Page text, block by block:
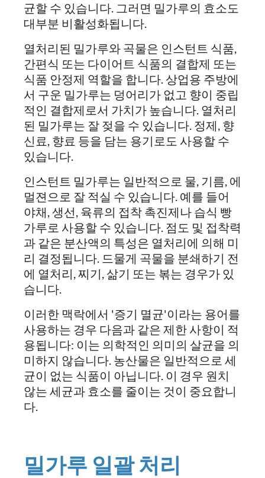
균할 수 있습니다. 그러면 밀가루의 효소도
대부분 비활성화됩니다.
열처리된 밀가루와 곡물은 인스턴트 식품,
간편식 또는 다이어트 식품의 결합제 또는
식품 안정제 역할을 합니다. 상업용 주방에
서 구운 밀가루는 덩어리가 없고 향이 중립
적인 결합제로서 가치가 높습니다. 열처리
된 밀가루는 잘 젖을 수 있습니다. 정제, 향
신료, 향료 등을 담는 용기로도 사용할 수
있습니다.
인스턴트 밀가루는 일반적으로 물, 기름, 에
멀젼으로 잘 적실 수 있습니다. 예를 들어
야채, 생선, 육류의 접착 촉진제나 습식 빵
가루로 사용할 수 있습니다. 점도 및 접착력
과 같은 분산액의 특성은 열처리에 의해 미
리 결정됩니다. 드물게 곡물을 분쇄하기 전
에 열처리, 찌기, 삶기 또는 볶는 경우가 있
습니다.
이러한 맥락에서 '증기 멸균'이라는 용어를
사용하는 경우 다음과 같은 제한 사항이 적
용됩니다: 이는 의학적인 의미의 살균을 의
미하지 않습니다. 농산물은 일반적으로 세
균이 없는 식품이 아닙니다. 이 경우 원치
않는 세균과 효소를 줄이는 것이 중요합니
다.
밀가루 일괄 처리